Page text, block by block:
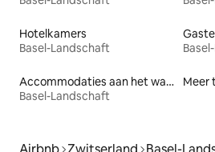
Hotelkamers
Basel-Landschaft
Accommodaties aan het water
Basel-Landschaft
Meer